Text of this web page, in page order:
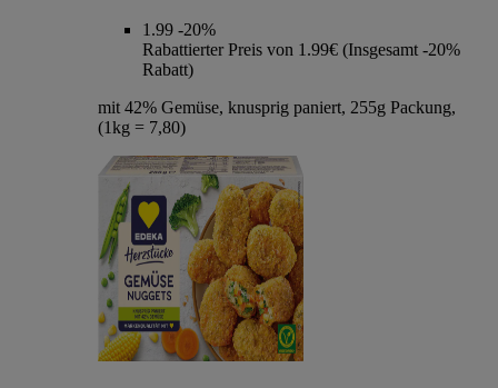
1.99 -20%
Rabattierter Preis von 1.99€ (Insgesamt -20%
Rabatt)
mit 42% Gemüse, knusprig paniert, 255g Packung,
(1kg = 7,80)